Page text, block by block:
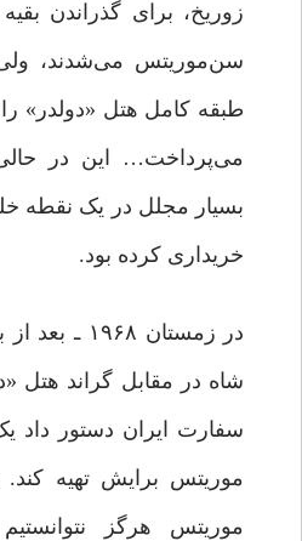
زوریخ، برای گذراندن
سن‌موریتس می‌شدند، ولی
طبقه کامل هتل «دولدر» را
می‌پرداخت… این در
بسیار مجلل در یک نقطه
خریداری کرده بود.
در زمستان
شاه در مقابل گراند هتل
سفارت ایران دستور داد
موریتس برایش تهیه
موریتس هرگز